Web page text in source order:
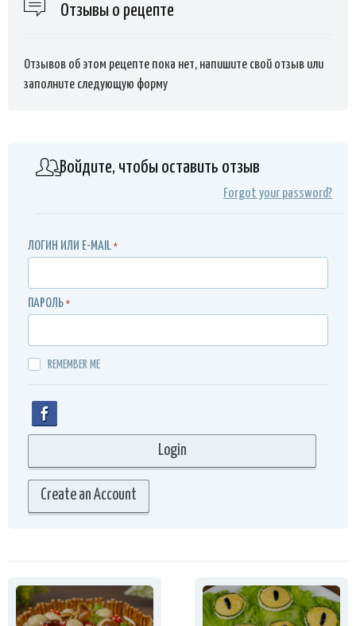
Отзывы о рецепте
Отзывов об этом рецепте пока нет, напишите свой отзыв или
заполните следующую форму
Войдите, чтобы оставить отзыв
Forgot your password?
ЛОГИН ИЛИ E-MAIL *
ПАРОЛЬ *
REMEMBER ME
Create an Account